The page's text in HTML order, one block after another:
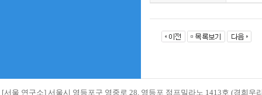
[서울 연구소] 서울시 영등포구 영중로 28, 영등포 점프밀라노 1413호 (경희우